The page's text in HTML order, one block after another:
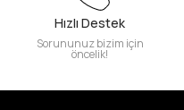
Hızlı Destek
Sorununuz bizim için
öncelik!